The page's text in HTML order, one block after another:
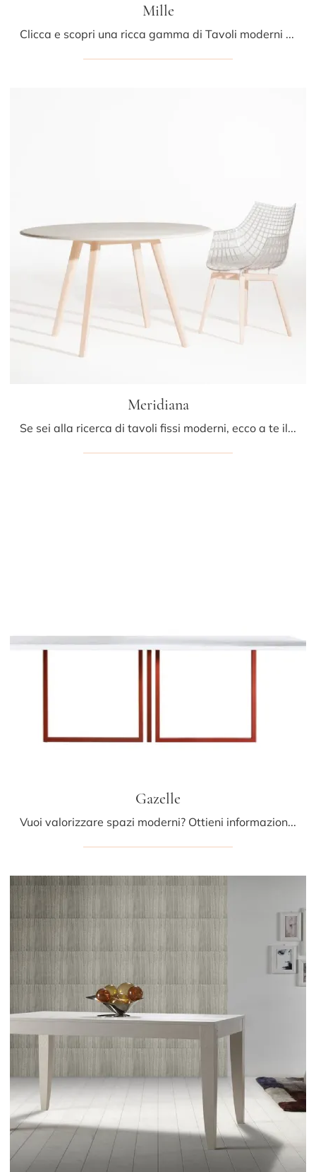
Mille
Clicca e scopri una ricca gamma di Tavoli moderni fissi da cucina! Il modello Mille di Minotti Italia ti attende.
Meridiana
Se sei alla ricerca di tavoli fissi moderni, ecco a te il modello da cucina in legno Meridiana della firma Driade.
Gazelle
Vuoi valorizzare spazi moderni? Ottieni informazioni sui tavoli moderni fissi: il modello da cucina Gazelle ti attende.